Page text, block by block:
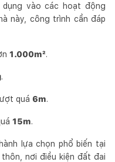
vào các hoạt động
này, công trình cần đáp
1.000m².
.
quá 6m.
15m.
lựa chọn phổ biến tại
nơi điều kiện đất đai